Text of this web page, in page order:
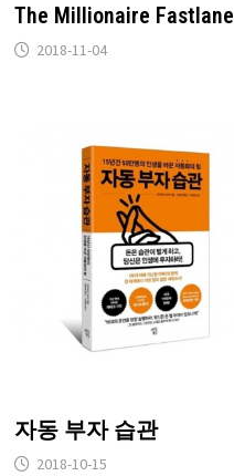
The Millionaire Fastlane
2018-11-04
자동 부자 습관
2018-10-15